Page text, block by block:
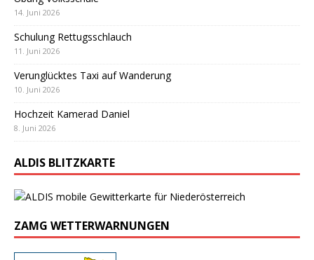
14. Juni 2026
Schulung Rettugsschlauch
11. Juni 2026
Verunglücktes Taxi auf Wanderung
10. Juni 2026
Hochzeit Kamerad Daniel
8. Juni 2026
ALDIS BLITZKARTE
ZAMG WETTERWARNUNGEN